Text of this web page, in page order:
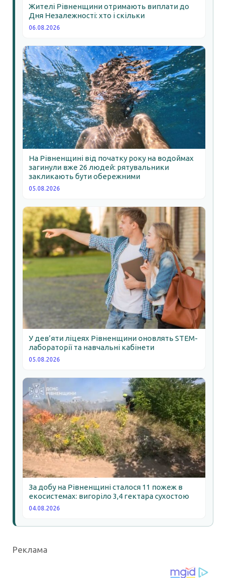
Жителі Рівненщини отримають виплати до
Дня Незалежності: хто і скільки
06.08.2026
На Рівненщині від початку року на водоймах
загинули вже 26 людей: рятувальники
закликають бути обережними
05.08.2026
У дев’яти ліцеях Рівненщини оновлять STEM-
лабораторії та навчальні кабінети
05.08.2026
За добу на Рівненщині сталося 11 пожеж в
екосистемах: вигоріло 3,4 гектара сухостою
04.08.2026
Реклама